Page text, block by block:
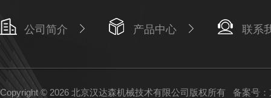
公司简介 产品中心 联系
Copyright © 2026 北京汉达森机械技术有限公司版权所有 备案号：